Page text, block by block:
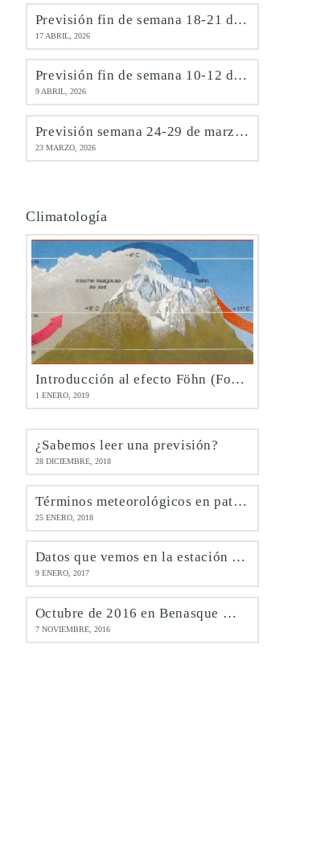
Previsión fin de semana 18-21 de abril de 2026
17 ABRIL, 2026
Previsión fin de semana 10-12 de abril de 2026
9 ABRIL, 2026
Previsión semana 24-29 de marzo de 2026
23 MARZO, 2026
Climatología
Introducción al efecto Föhn (Foehn)
1 ENERO, 2019
¿Sabemos leer una previsión?
28 DICIEMBRE, 2018
Términos meteorológicos en patués
25 ENERO, 2018
Datos que vemos en la estación de Benasque @meteobenás
9 ENERO, 2017
Octubre de 2016 en Benasque @meteobenás
7 NOVIEMBRE, 2016